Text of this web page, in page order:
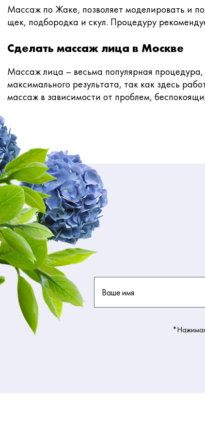
Массаж по Жаке, позволяет моделировать и
щек, подбородка и скул. Процедуру
Сделать массаж лица в Москве
Массаж лица – весьма популярная
максимального результата, так как здесь
массаж в зависимости от проблем,
Ваше имя